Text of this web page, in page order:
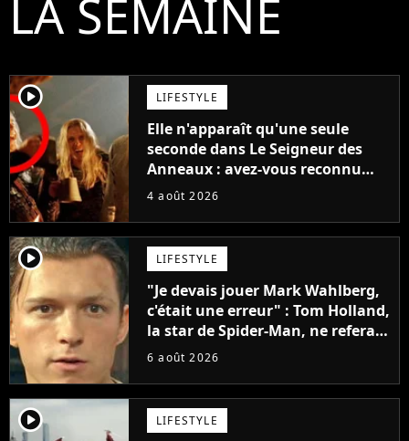
LA SEMAINE
player2 LIFESTYLE
Elle n'apparaît qu'une seule
seconde dans Le Seigneur des
Anneaux : avez-vous reconnu
cette légende du cinéma dans la
4 août 2026
player2 LIFESTYLE
"Je devais jouer Mark Wahlberg,
c'était une erreur" : Tom Holland,
la star de Spider-Man, ne referait
pas ce blockbuster
6 août 2026
player2 LIFESTYLE